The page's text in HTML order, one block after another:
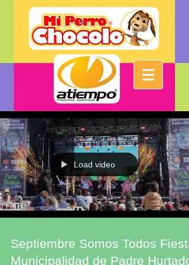
Load video
Septiembre Somos Todos Fiesta
Municipalidad de Padre Hurtado